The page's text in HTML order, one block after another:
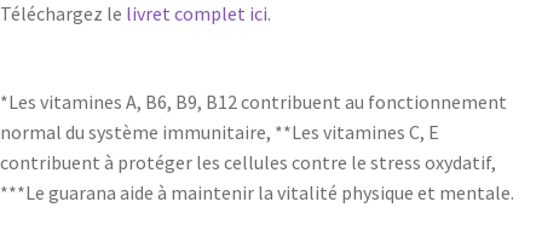
Téléchargez le livret complet ici.
*Les vitamines A, B6, B9, B12 contribuent au fonctionnement
normal du système immunitaire, **Les vitamines C, E
contribuent à protéger les cellules contre le stress oxydatif,
***Le guarana aide à maintenir la vitalité physique et mentale.